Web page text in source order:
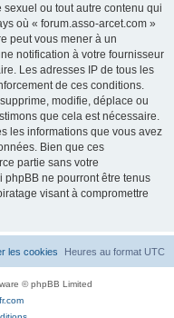
ou tout autre contenu qui
où « forum.asso-arcet.com »
peut vous mener à un
notification à votre fournisseur
Les adresses IP de tous les
de ces conditions.
modifie, déplace ou
que cela est nécessaire.
les informations que vous avez
Bien que ces
partie sans votre
phpBB ne pourront être tenus
visant à compromettre
Heures au format UTC
les cookies
© phpBB Limited